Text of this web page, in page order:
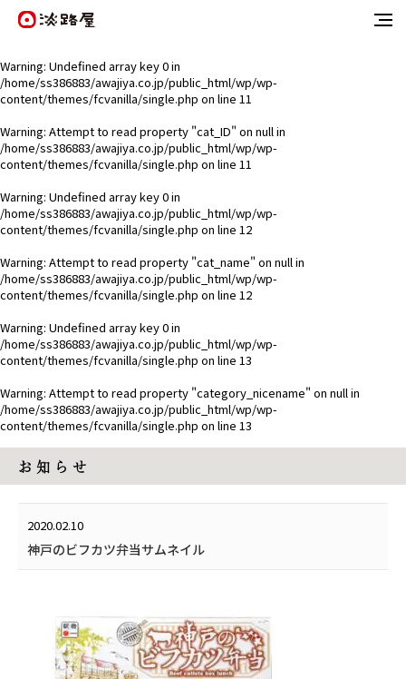
Warning: Undefined array key 0 in
/home/ss386883/awajiya.co.jp/public_html/wp/wp-
content/themes/fcvanilla/single.php on line 11
Warning: Attempt to read property "cat_ID" on null in
/home/ss386883/awajiya.co.jp/public_html/wp/wp-
content/themes/fcvanilla/single.php on line 11
Warning: Undefined array key 0 in
/home/ss386883/awajiya.co.jp/public_html/wp/wp-
content/themes/fcvanilla/single.php on line 12
Warning: Attempt to read property "cat_name" on null in
/home/ss386883/awajiya.co.jp/public_html/wp/wp-
content/themes/fcvanilla/single.php on line 12
Warning: Undefined array key 0 in
/home/ss386883/awajiya.co.jp/public_html/wp/wp-
content/themes/fcvanilla/single.php on line 13
Warning: Attempt to read property "category_nicename" on null in
/home/ss386883/awajiya.co.jp/public_html/wp/wp-
content/themes/fcvanilla/single.php on line 13
お 知 ら せ
2020.02.10
神戸のビフカツ弁当サムネイル